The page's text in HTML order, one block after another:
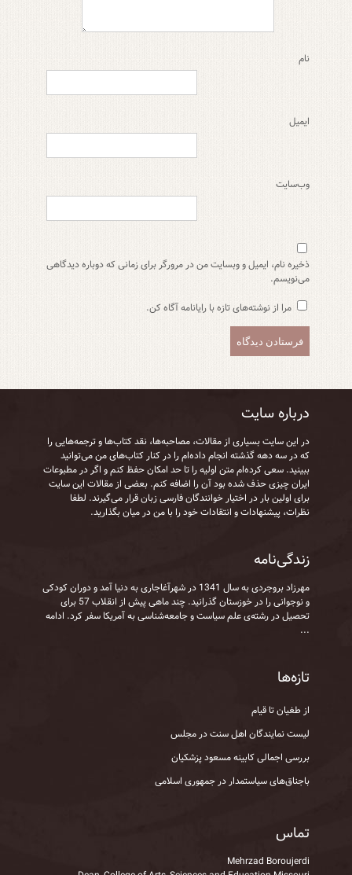
نام
ایمیل
وب‌سایت
ذخیره نام، ایمیل و وبسایت من در مرورگر برای زمانی که دوباره دیدگاهی
می‌نویسم.
مرا از نوشته‌های تازه با رایانامه آگاه کن.
درباره سایت
در این سایت بسیاری از مقالات، مصاحبه‌ها، نقد کتاب‌ها و ترجمه‌هایی را
که در سه دهه گذشته انجام داده‌ام را در کنار کتاب‌های من می‌توانید
ببینید. سعی کرده‌ام متن اولیه را تا حد امکان حفظ کنم و اگر در مطبوعات
ایران چیزی حذف شده بود آن را اضافه کنم. بعضی از مقالات این سایت
برای اولین بار در اختیار خوانندگان فارسی زبان قرار می‌گیرند. لطفا
نظرات، پیشنهادات و انتقادات خود را با من در میان بگذارید.
زندگی‌نامه
مهرزاد بروجردی به‌ سال 1341 در شهرآغاجاری به‌ دنیا آمد و دوران کودکی
و نوجوانی را در خوزستان گذرانید. چند ماهی پیش از انقلاب 57 برای
تحصیل در رشته‌ی علم سیاست و جامعه‌شناسی به آمریکا سفر کرد. ادامه
...
تازه‌ها
از طغیان تا قیام
لیست نمایندگان اهل سنت در مجلس
بررسی اجمالی کابینه مسعود پزشکیان
باجناق‌های سیاستمدار در جمهوری اسلامی
تماس
Mehrzad Boroujerdi